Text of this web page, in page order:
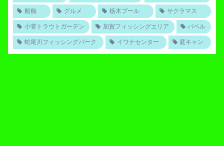
船舶 グルメ 栃木プール サクラマス
小菅トラウトガーデン 加賀フィッシングエリア バベル
蛇尾川フィッシングパーク イワナセンター 庭キャン